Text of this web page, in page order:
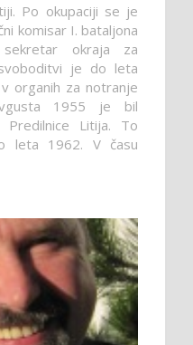
Po okupaciji se je
komisar I. bataljona
okraja za
je do leta
organih za notranje
1955 je bil
Litija. To
leta 1962. V času